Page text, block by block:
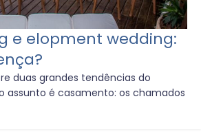
e elopment wedding:
duas grandes tendências do
assunto é casamento: os chamados